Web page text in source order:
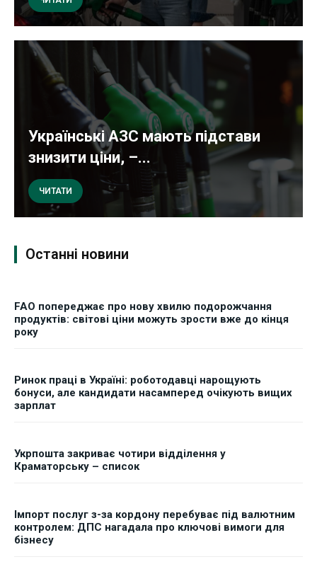
Українські АЗС мають підстави
знизити ціни, –...
ЧИТАТИ
Останні новини
FAO попереджає про нову хвилю подорожчання
продуктів: світові ціни можуть зрости вже до кінця
року
Ринок праці в Україні: роботодавці нарощують
бонуси, але кандидати насамперед очікують вищих
зарплат
Укрпошта закриває чотири відділення у
Краматорську – список
Імпорт послуг з-за кордону перебуває під валютним
контролем: ДПС нагадала про ключові вимоги для
бізнесу